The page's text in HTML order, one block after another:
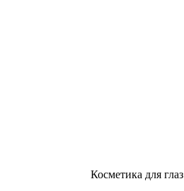
Косметика для глаз